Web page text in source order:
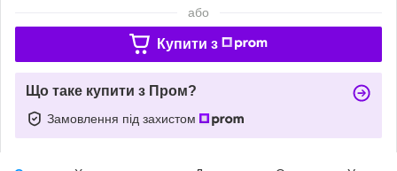
або
Купити з
Що таке купити з Пром?
Замовлення під захистом